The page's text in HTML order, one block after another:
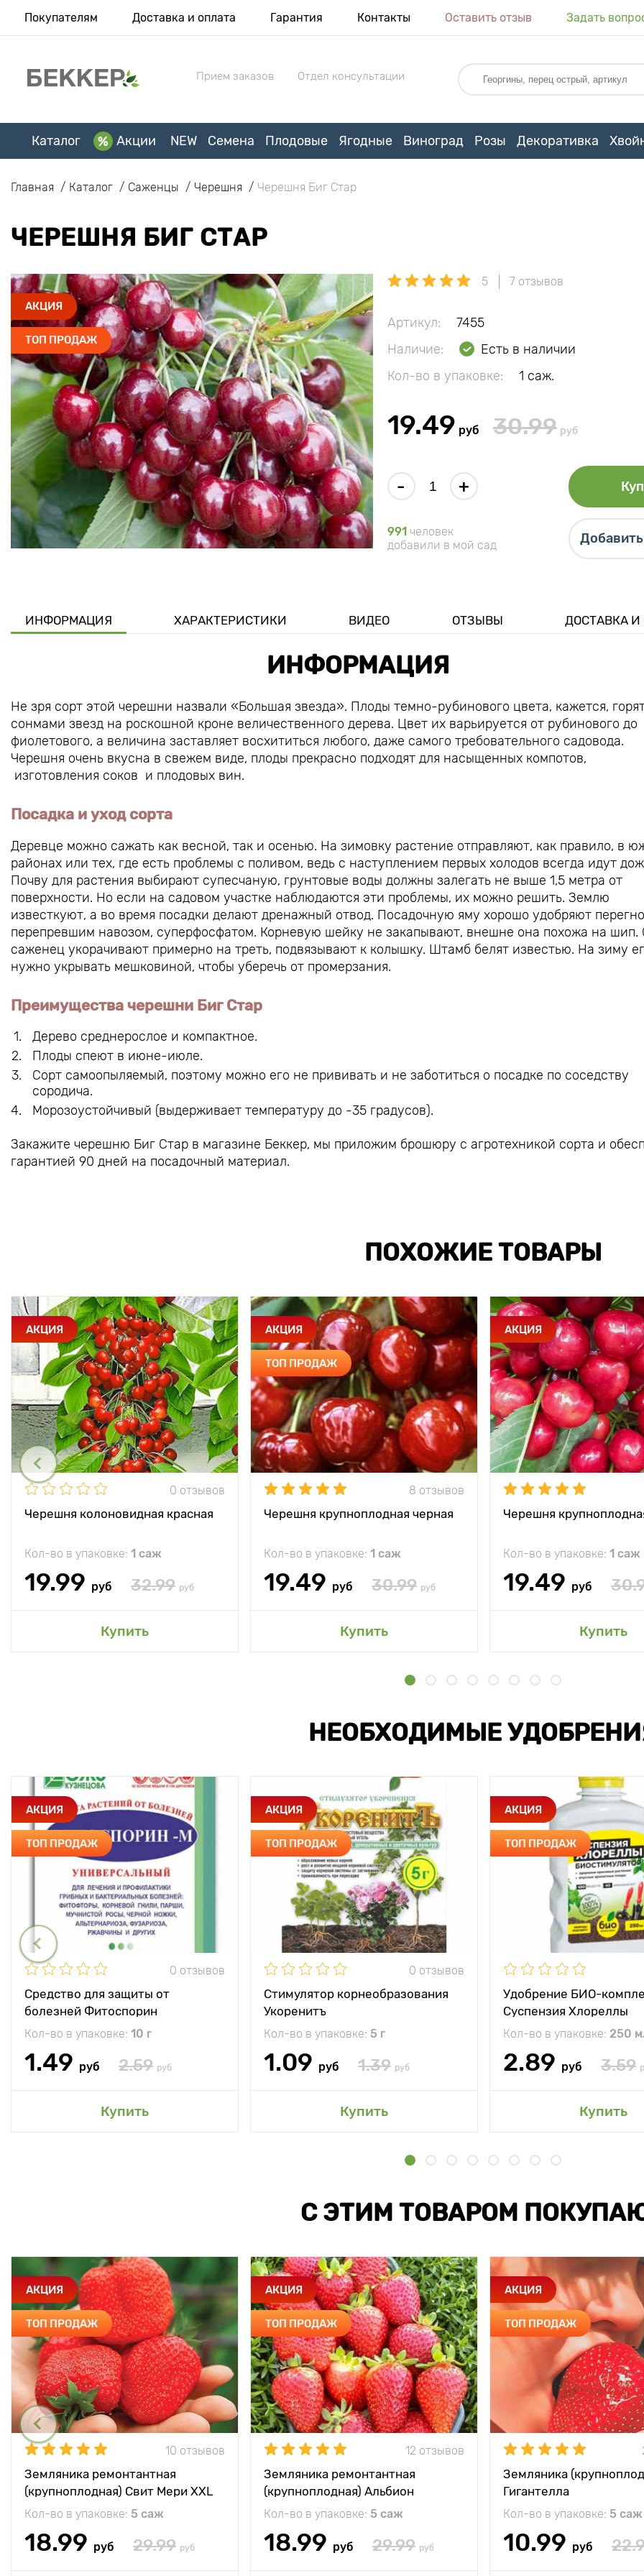
Покупателям Доставка и оплата Гарантия Контакты Оставить отзыв Задать
Прием заказов Отдел консультации
Каталог Акции NEW Семена Плодовые Ягодные Виноград Розы Декоративка
Главная Каталог Саженцы Черешня Черешня Биг Стар
ЧЕРЕШНЯ БИГ СТАР
АКЦИЯ
ТОП ПРОДАЖ
5 7 отзывов
Артикул:
7455
Наличие:
Есть в наличии
Кол-во в упаковке:
1 саж.
19.49 руб 30.99 руб
- +
991 человек
добавили в мой сад
ИНФОРМАЦИЯ ХАРАКТЕРИСТИКИ ВИДЕО ОТЗЫВЫ ДОСТАВКА И
ИНФОРМАЦИЯ
Не зря сорт этой черешни назвали «Большая звезда». Плоды темно-рубинового цвета, кажется,
сонмами звезд на роскошной кроне величественного дерева. Цвет их варьируется от рубинового до
фиолетового, а величина заставляет восхититься любого, даже самого требовательного садовода.
Черешня очень вкусна в свежем виде, плоды прекрасно подходят для насыщенных компотов,
изготовления соков и плодовых вин.
Посадка и уход сорта
Деревце можно сажать как весной, так и осенью. На зимовку растение отправляют, как правило, в
районах или тех, где есть проблемы с поливом, ведь с наступлением первых холодов всегда идут
Почву для растения выбирают супесчаную, грунтовые воды должны залегать не выше 1,5 метра от
поверхности. Но если на садовом участке наблюдаются эти проблемы, их можно решить. Землю
известкуют, а во время посадки делают дренажный отвод. Посадочную яму хорошо удобряют
перепревшим навозом, суперфосфатом. Корневую шейку не закапывают, внешне она похожа на шип.
саженец укорачивают примерно на треть, подвязывают к колышку. Штамб белят известью. На зиму
нужно укрывать мешковиной, чтобы уберечь от промерзания.
Преимущества черешни Биг Стар
Дерево среднерослое и компактное.
Плоды спеют в июне-июле.
Сорт самоопыляемый, поэтому можно его не прививать и не заботиться о посадке по соседству
сородича.
Морозоустойчивый (выдерживает температуру до -35 градусов).
Закажите черешню Биг Стар в магазине Беккер, мы приложим брошюру с агротехникой сорта и
гарантией 90 дней на посадочный материал.
ПОХОЖИЕ ТОВАРЫ
АКЦИЯ
0 отзывов
Черешня колоновидная красная
Кол-во в упаковке: 1 саж
19.99 руб 32.99 руб
Купить
АКЦИЯ
ТОП ПРОДАЖ
8 отзывов
Черешня крупноплодная черная
Кол-во в упаковке: 1 саж
19.49 руб 30.99 руб
Купить
АКЦИЯ
Черешня
Кол-во в упаковке: 1 саж
19.49 руб
Купить
НЕОБХОДИМЫЕ
АКЦИЯ
ТОП ПРОДАЖ
0 отзывов
Средство для защиты от
болезней Фитоспорин
Кол-во в упаковке: 10 г
1.49 руб 2.59 руб
Купить
АКЦИЯ
ТОП ПРОДАЖ
0 отзывов
Стимулятор корнеобразования
Укоренитъ
Кол-во в упаковке: 5 г
1.09 руб 1.39 руб
Купить
АКЦИЯ
ТОП ПРОДАЖ
Удобрение БИО-
Суспензия Хлореллы
Кол-во в упаковке: 250
2.89 руб 3.59
Купить
С ЭТИМ ТОВАРОМ
АКЦИЯ
ТОП ПРОДАЖ
10 отзывов
Земляника ремонтантная
(крупноплодная) Свит Мери XXL
Кол-во в упаковке: 5 саж
18.99 руб 29.99 руб
АКЦИЯ
ТОП ПРОДАЖ
12 отзывов
Земляника ремонтантная
(крупноплодная) Альбион
Кол-во в упаковке: 5 саж
18.99 руб 29.99 руб
АКЦИЯ
ТОП ПРОДАЖ
Земляника
Гигантелла
Кол-во в упаковке: 5 саж
10.99 руб